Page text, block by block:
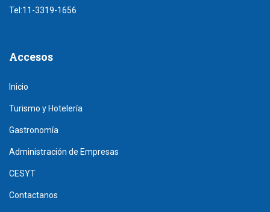
Tel:11-3319-1656
Accesos
Inicio
Turismo y Hotelería
Gastronomía
Administración de Empresas
CESYT
Contactanos